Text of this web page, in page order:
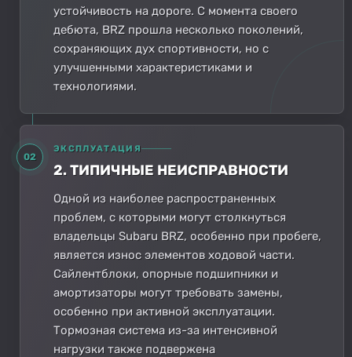
устойчивость на дороге. С момента своего
дебюта, BRZ прошла несколько поколений,
сохраняющих дух спортивности, но с
улучшенными характеристиками и
технологиями.
02
ЭКСПЛУАТАЦИЯ
2. ТИПИЧНЫЕ НЕИСПРАВНОСТИ
Одной из наиболее распространенных
проблем, с которыми могут столкнуться
владельцы Subaru BRZ, особенно при пробеге,
является износ элементов ходовой части.
Сайлентблоки, опорные подшипники и
амортизаторы могут требовать замены,
особенно при активной эксплуатации.
Тормозная система из-за интенсивной
нагрузки также подвержена